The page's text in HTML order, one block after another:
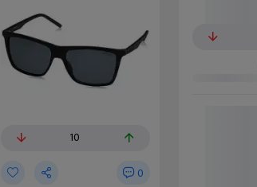
10
0